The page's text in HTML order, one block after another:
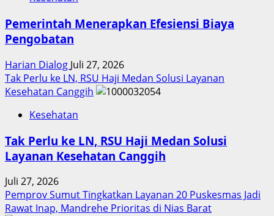
Pemerintah Menerapkan Efesiensi Biaya
Pengobatan
Harian Dialog Juli 27, 2026
Tak Perlu ke LN, RSU Haji Medan Solusi Layanan
Kesehatan Canggih
Kesehatan
Tak Perlu ke LN, RSU Haji Medan Solusi
Layanan Kesehatan Canggih
Juli 27, 2026
Pemprov Sumut Tingkatkan Layanan 20 Puskesmas Jadi
Rawat Inap, Mandrehe Prioritas di Nias Barat